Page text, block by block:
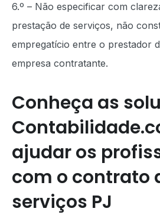
6.º – Não especificar com
prestação de serviços, não
empregatício entre o prestador
empresa contratante.
Conheça as
ajudar os
com o contrato
serviços PJ